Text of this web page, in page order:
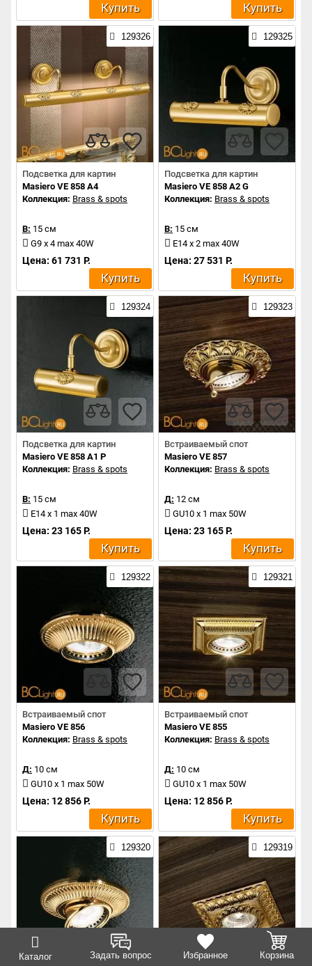
Каталог Задать вопрос Избранное Корзина
Купить Купить
129326
Подсветка для картин
Masiero VE 858 A4
Коллекция: Brass & spots
В: 15 см
G9 x 4 max 40W
Цена: 61 731 Р.
Купить
129325
Подсветка для картин
Masiero VE 858 A2 G
Коллекция: Brass & spots
В: 15 см
E14 x 2 max 40W
Цена: 27 531 Р.
Купить
129324
Подсветка для картин
Masiero VE 858 A1 P
Коллекция: Brass & spots
В: 15 см
E14 x 1 max 40W
Цена: 23 165 Р.
Купить
129323
Встраиваемый спот
Masiero VE 857
Коллекция: Brass & spots
Д: 12 см
GU10 x 1 max 50W
Цена: 23 165 Р.
Купить
129322
Встраиваемый спот
Masiero VE 856
Коллекция: Brass & spots
Д: 10 см
GU10 x 1 max 50W
Цена: 12 856 Р.
Купить
129321
Встраиваемый спот
Masiero VE 855
Коллекция: Brass & spots
Д: 10 см
GU10 x 1 max 50W
Цена: 12 856 Р.
Купить
129320 129319